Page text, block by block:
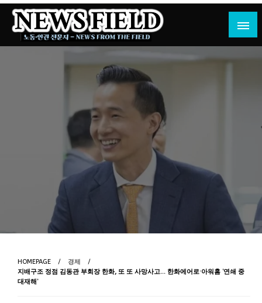
Skip
content
뉴스필드
노동·인권 전문지
HOMEPAGE
경제
지배구조 정점 김동관 부회장 한화, 또 또 사망사고… 한화에어로·아워홈 ‘연쇄 중
대재해’